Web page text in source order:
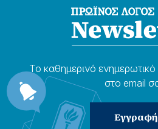
Το καθημερɩνό ενημερωτɩκό
στο email